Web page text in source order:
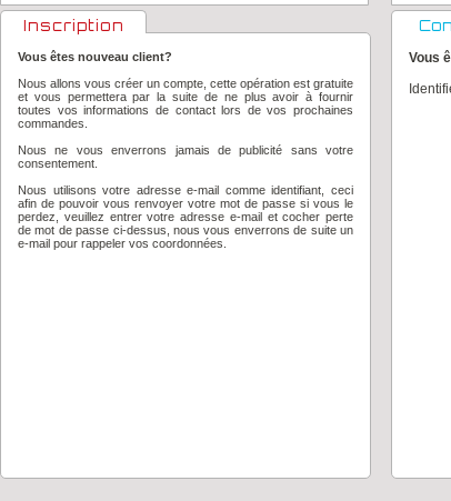
Inscription
Vous êtes nouveau client?
Nous allons vous créer un compte, cette opération est gratuite
et vous permettera par la suite de ne plus avoir à fournir
toutes vos informations de contact lors de vos prochaines
commandes.
Nous ne vous enverrons jamais de publicité sans votre
consentement.
Nous utilisons votre adresse e-mail comme identifiant, ceci
afin de pouvoir vous renvoyer votre mot de passe si vous le
perdez, veuillez entrer votre adresse e-mail et cocher perte
de mot de passe ci-dessus, nous vous enverrons de suite un
e-mail pour rappeler vos coordonnées.
Vous